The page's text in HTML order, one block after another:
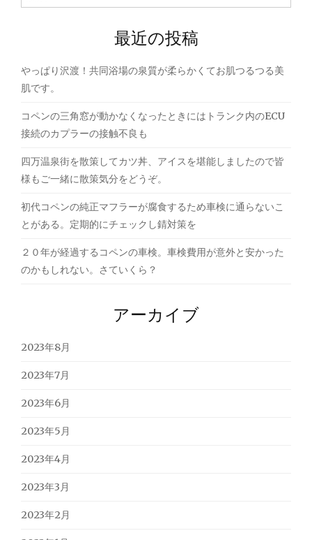
ョ
索:
最近の投稿
やっぱり沢渡！共同浴場の泉質が柔らかくてお肌つるつる美
肌です。
コペンの三角窓が動かなくなったときにはトランク内のECU
接続のカプラーの接触不良も
四万温泉街を散策してカツ丼、アイスを堪能しましたので皆
様もご一緒に散策気分をどうぞ。
初代コペンの純正マフラーが腐食するため車検に通らないこ
とがある。定期的にチェックし錆対策を
２０年が経過するコペンの車検。車検費用が意外と安かった
のかもしれない。さていくら？
アーカイブ
2023年8月
2023年7月
2023年6月
2023年5月
2023年4月
2023年3月
2023年2月